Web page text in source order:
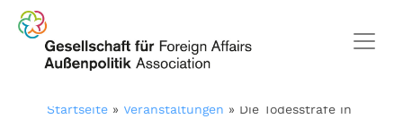
Startseite » Veranstaltungen » Die Todesstrafe in